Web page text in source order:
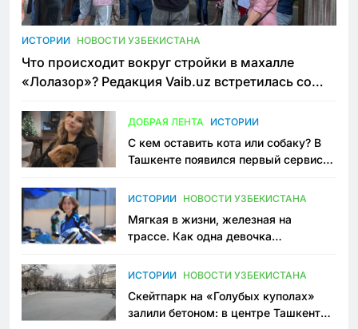
ИСТОРИИ НОВОСТИ УЗБЕКИСТАНА
Что происходит вокруг стройки в махалле
«Лолазор»? Редакция Vaib.uz встретилась со
ДОБРАЯ ЛЕНТА ИСТОРИИ
С кем оставить кота или собаку? В
Ташкенте появился первый сервис
ИСТОРИИ НОВОСТИ УЗБЕКИСТАНА
Мягкая в жизни, железная на
трассе. Как одна девочка
Узбекистане
ИСТОРИИ НОВОСТИ УЗБЕКИСТАНА
Скейтпарк на «Голубых куполах»
залили бетоном: в центре Ташкента